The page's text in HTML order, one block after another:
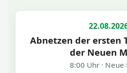
Abnetzen der ersten
der Neuen
8:00 Uhr Neue